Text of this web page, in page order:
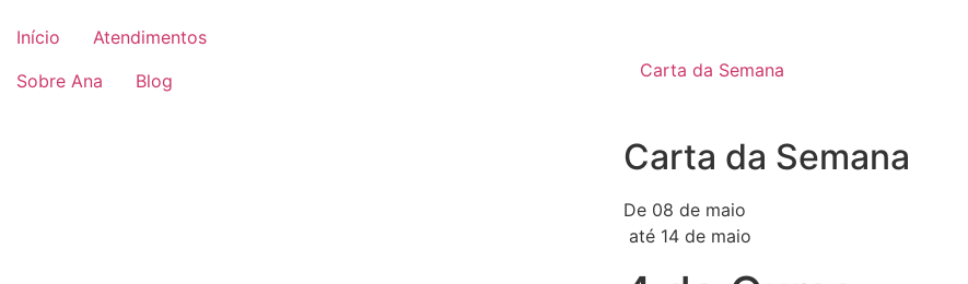
Início
Atendimentos
Sobre Ana
Blog Carta da Semana
Carta da Semana
De 08 de maio
até 14 de maio